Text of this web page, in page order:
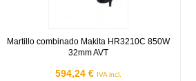
Martillo combinado Makita HR3210C 850W
32mm AVT
594,24 € IVA incl.